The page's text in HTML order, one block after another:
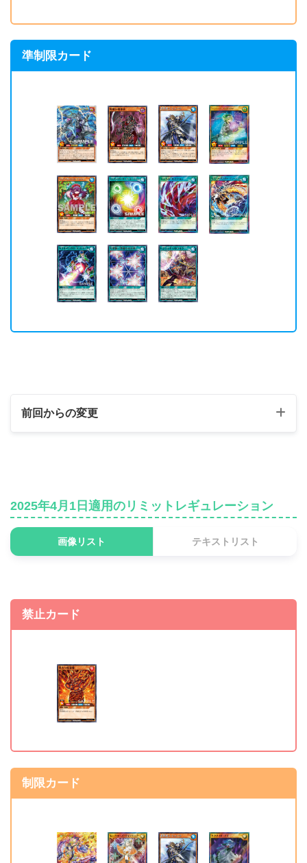
準制限カード
前回からの変更
ー》
《ハーピィ・レディ・
PM》
無制限 ⇒ 制限
《ハーピィ・レディ2》 無制限 ⇒ 制限
《夢中の抱擁》
準制限カード
《蒼救騎士 シエーラ》 制限 ⇒ 準制限
《ベリーフレッシュ・シ
《エレメンタル・サーキ
ュレーション》
無制限 ⇒ 準制限
2025年4月1日適用のリミットレギュレーション
画像リスト テキストリスト
禁止カード
制限カード